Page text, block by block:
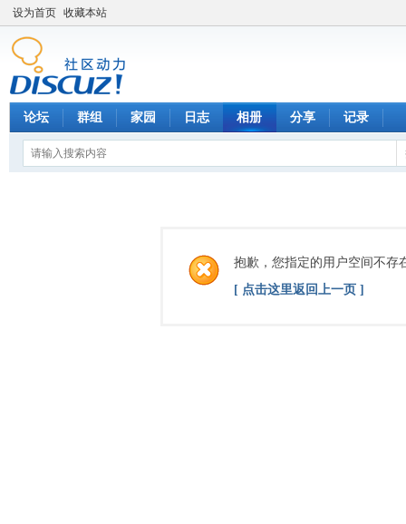
设为首页 收藏本站
论坛 群组 家园 日志 相册 分享 记录
抱歉，您指定的用户空间不存
[ 点击这里返回上一页 ]